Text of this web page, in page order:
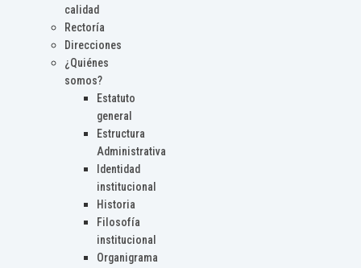
calidad
Rectoría
Direcciones
¿Quiénes
somos?
Estatuto
general
Estructura
Administrativa
Identidad
institucional
Historia
Filosofía
institucional
Organigrama